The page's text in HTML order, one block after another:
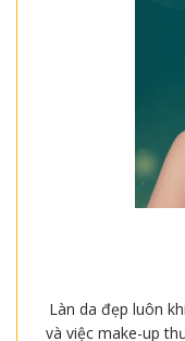
Làn da đẹp luôn
và việc make-up